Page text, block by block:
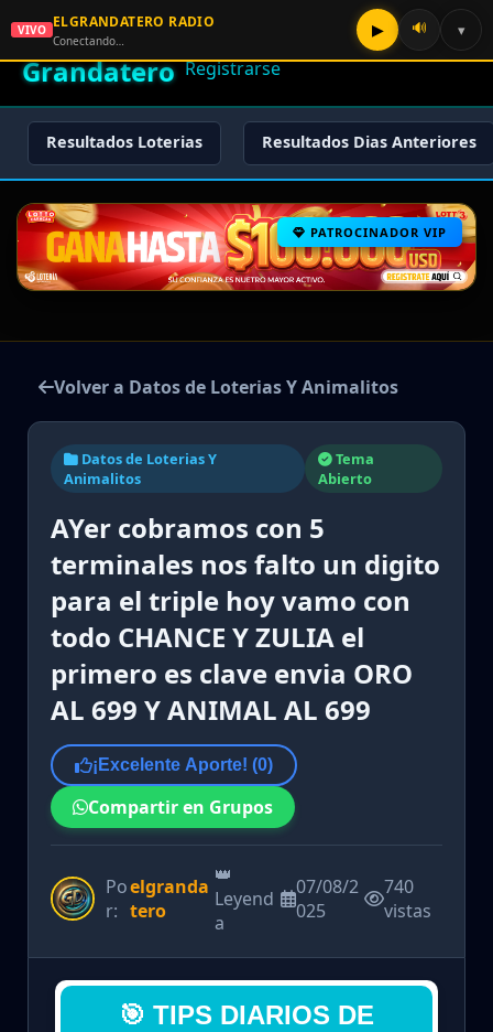
🌟 El
Grandatero
🔑 Iniciar Sesión
📝
Registrarse
Resultados Loterias Resultados Dias Anteriores
PATROCINADOR VIP
Volver a Datos de Loterias Y Animalitos
Datos de Loterias Y
Animalitos
Tema
Abierto
AYer cobramos con 5
terminales nos falto un digito
para el triple hoy vamo con
todo CHANCE Y ZULIA el
primero es clave envia ORO
AL 699 Y ANIMAL AL 699
¡Excelente Aporte! (0)
Compartir en Grupos
Po
r:
elgranda
tero
👑
Leyend
a
07/08/2
025
740
vistas
🎯 TIPS DIARIOS DE
VIVO ELGRANDATERO RADIO
Conectando…
▶ 🔊 ▾